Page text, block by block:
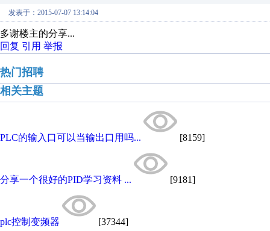
发表于：2015-07-07 13:14:04
多谢楼主的分享...
回复 引用 举报
热门招聘
相关主题
PLC的输入口可以当输出口用吗... [8159]
分享一个很好的PID学习资料 ... [9181]
plc控制变频器 [37344]